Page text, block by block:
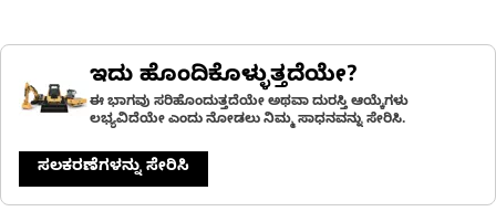
ಇದು ಹೊಂದಿಕೊಳ್ಳುತ್ತದೆಯೇ?
ಈ ಭಾಗವು ಸರಿಹೊಂದುತ್ತದೆಯೇ ಅಥವಾ ದುರಸ್ತಿ ಆಯ್ಕೆಗಳು
ಲಭ್ಯವಿದೆಯೇ ಎಂದು ನೋಡಲು ನಿಮ್ಮ ಸಾಧನವನ್ನು ಸೇರಿಸಿ.
ಸಲಕರಣೆಗಳನ್ನು ಸೇರಿಸಿ